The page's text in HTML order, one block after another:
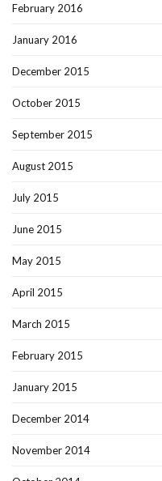
February 2016
January 2016
December 2015
October 2015
September 2015
August 2015
July 2015
June 2015
May 2015
April 2015
March 2015
February 2015
January 2015
December 2014
November 2014